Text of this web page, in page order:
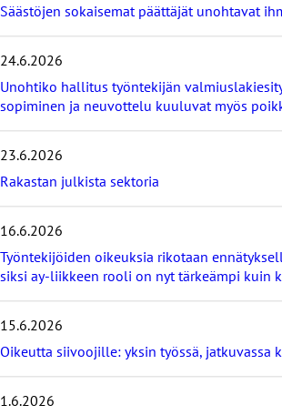
a
v
i
m
e
i
m
t
b
o
g
i
Säästöjen sokaisemat päättäjät unohtavat
24.6.2026
Unohtiko hallitus työntekijän
sopiminen ja neuvottelu kuuluvat myös
23.6.2026
Rakastan julkista sektoria
16.6.2026
Työntekijöiden oikeuksia rikotaan
siksi ay-liikkeen rooli on nyt tärkeämpi kuin
15.6.2026
Oikeutta siivoojille: yksin työssä, jatkuvassa
1.6.2026